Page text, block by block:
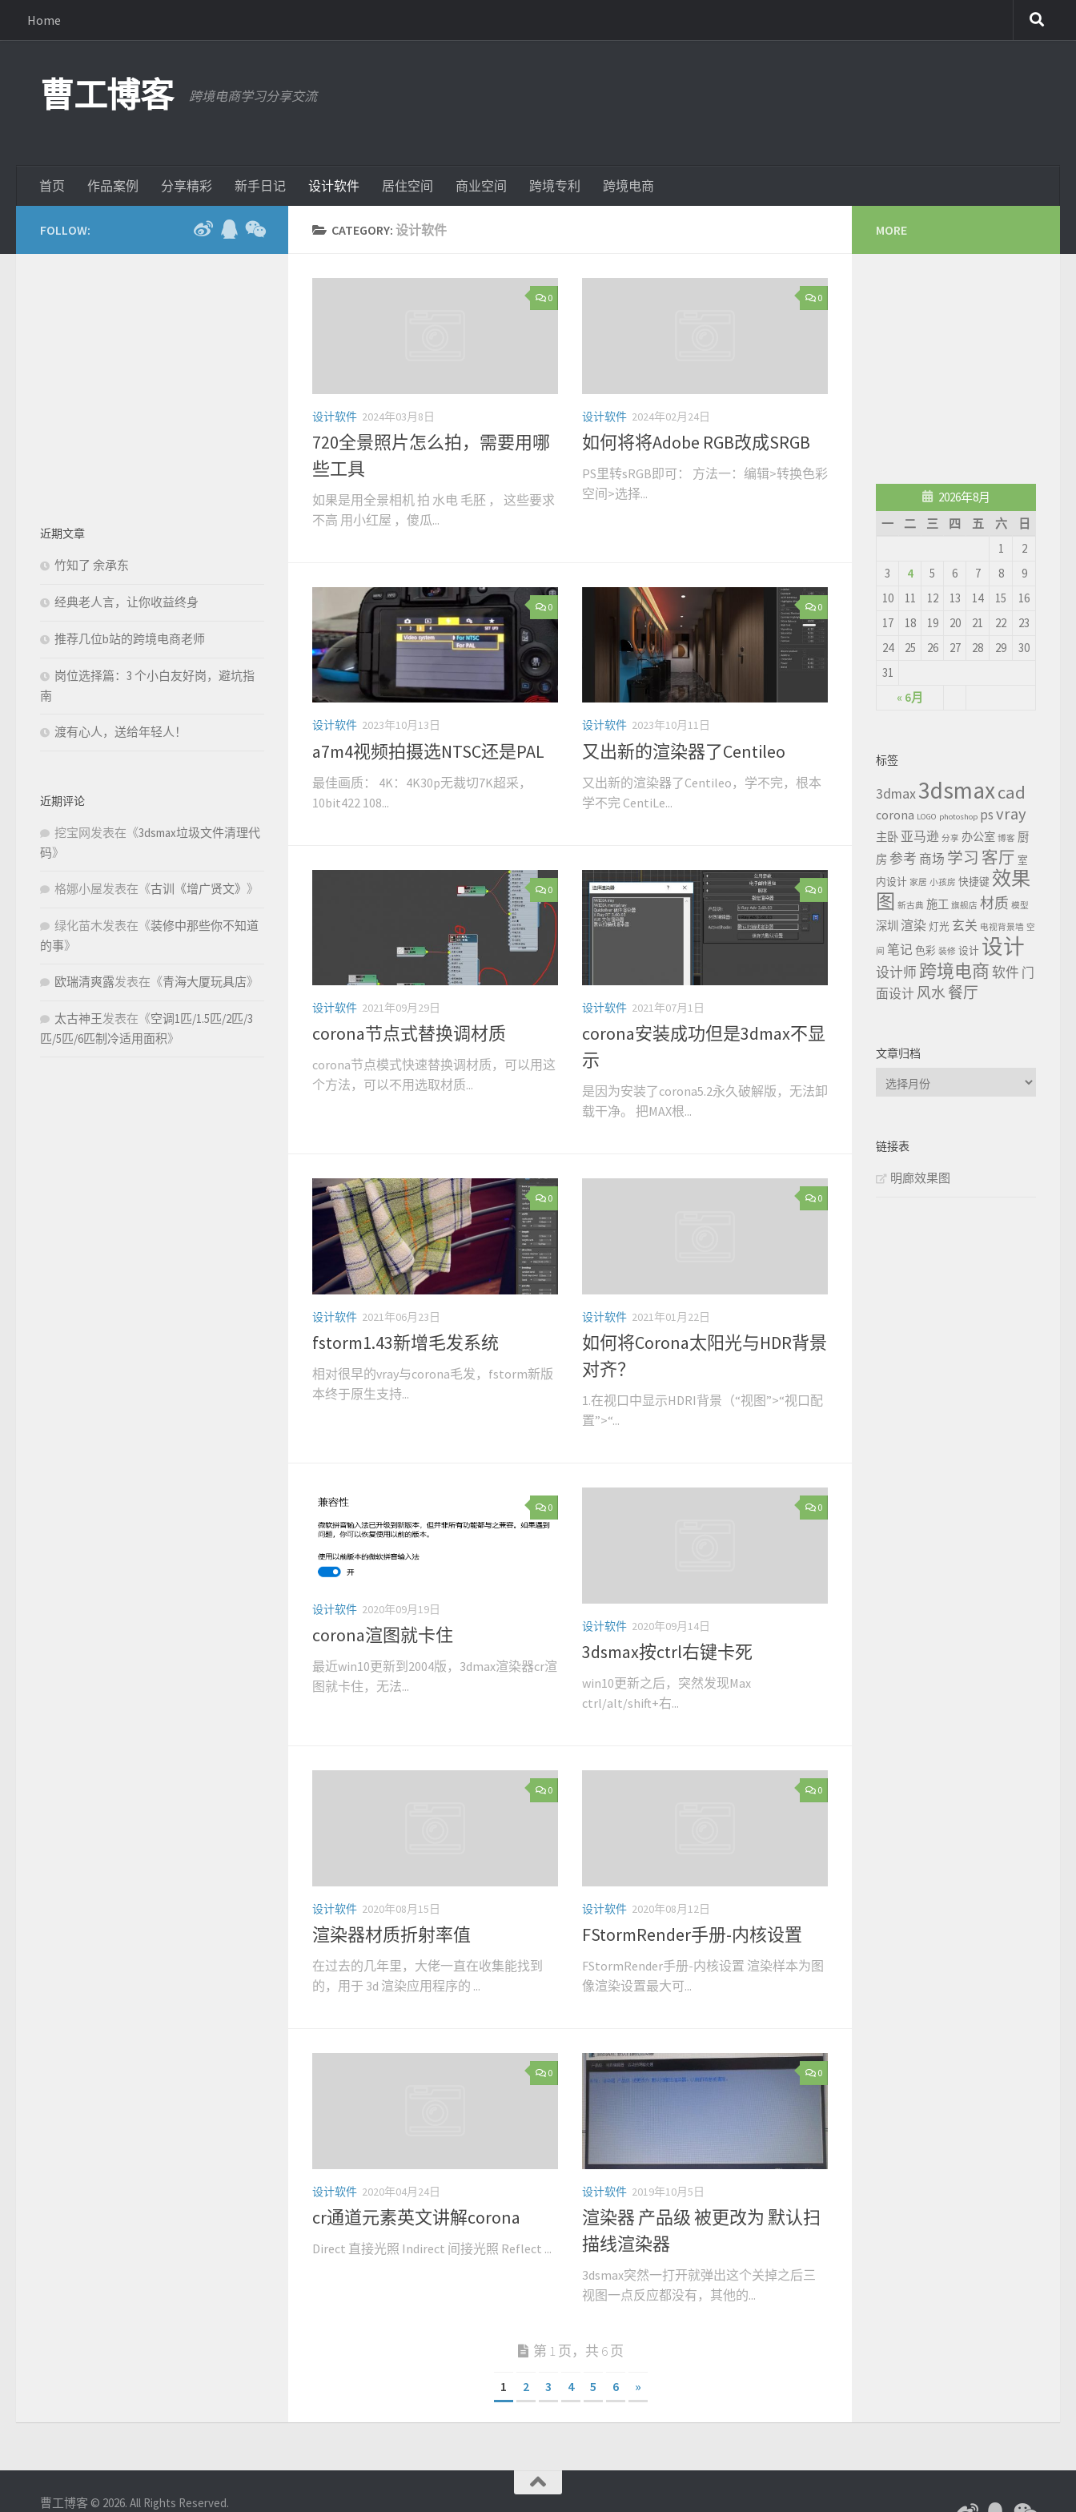
Home
曹工博客 跨境电商学习分享交流
首页 作品案例 分享精彩 新手日记 设计软件 居住空间 商业空间 跨境专利 跨境电商
CATEGORY: 设计软件
0
设计软件 2024年03月8日
720全景照片怎么拍，需要用哪
些工具
如果是用全景相机 拍 水电 毛胚 ， 这些要求
不高 用小红屋 ，傻瓜...
0
设计软件 2024年02月24日
如何将将Adobe RGB改成SRGB
PS里转sRGB即可： 方法一：编辑>转换色彩
空间>选择...
0
设计软件 2023年10月13日
a7m4视频拍摄选NTSC还是PAL
最佳画质： 4K：4K30p无裁切7K超采，
10bit422 108...
0
设计软件 2023年10月11日
又出新的渲染器了Centileo
又出新的渲染器了Centileo，学不完，根本
学不完 CentiLe...
0
设计软件 2021年09月29日
corona节点式替换调材质
corona节点模式快速替换调材质，可以用这
个方法，可以不用选取材质...
0
设计软件 2021年07月1日
corona安装成功但是3dmax不显
示
是因为安装了corona5.2永久破解版，无法卸
载干净。 把MAX根...
0
设计软件 2021年06月23日
fstorm1.43新增毛发系统
相对很早的vray与corona毛发，fstorm新版
本终于原生支持...
0
设计软件 2021年01月22日
如何将Corona太阳光与HDR背景
对齐？
1.在视口中显示HDRI背景（“视图”>“视口配
置”>“...
0
设计软件 2020年09月19日
corona渲图就卡住
最近win10更新到2004版，3dmax渲染器cr渲
图就卡住，无法...
0
设计软件 2020年09月14日
3dsmax按ctrl右键卡死
win10更新之后，突然发现Max
ctrl/alt/shift+右...
0
设计软件 2020年08月15日
渲染器材质折射率值
在过去的几年里，大佬一直在收集能找到
的，用于 3d 渲染应用程序的 ...
0
设计软件 2020年08月12日
FStormRender手册-内核设置
FStormRender手册-内核设置 渲染样本为图
像渲染设置最大可...
0
设计软件 2020年04月24日
cr通道元素英文讲解corona
Direct 直接光照 Indirect 间接光照 Reflect ...
0
设计软件 2019年10月5日
渲染器 产品级 被更改为 默认扫
描线渲染器
3dsmax突然一打开就弹出这个关掉之后三
视图一点反应都没有，其他的...
第 1 页，共 6 页
1 2 3 4 5 6 »
FOLLOW:
近期文章
竹知了 余承东
经典老人言，让你收益终身
推荐几位b站的跨境电商老师
岗位选择篇：3 个小白友好岗，避坑指
南
渡有心人，送给年轻人！
近期评论
挖宝网发表在《3dsmax垃圾文件清理代
码》
格娜小屋发表在《古训《增广贤文》 》
绿化苗木发表在《装修中那些你不知道
的事》
欧瑞清爽露发表在《青海大厦玩具店》
太古神王发表在《空调1匹/1.5匹/2匹/3
匹/5匹/6匹制冷适用面积》
MORE
2026年8月
一
二 三 四 五 六 日
« 6月
1
2
3
4 5 6 7 8
9
10
11 12 13 14 15
16
17
18 19 20 21 22
23
24
25 26 27 28 29
30
31
标签
3dmax3dsmaxcad
corona LOGO photoshop psvray
主卧 亚马逊 分享 办公室 博客 厨
房 参考 商场 学习 客厅 室
内设计 家居 小孩房 快捷键 效果
图 新古典 施工 旗舰店 材质 模型
深圳 渲染 灯光 玄关 电视背景墙 空
间 笔记 色彩 装修 设计 设计
设计师 跨境电商软件 门
面设计 风水 餐厅
文章归档
文
链接表
明廊效果图
曹工博客 © 2026. All Rights Reserved.